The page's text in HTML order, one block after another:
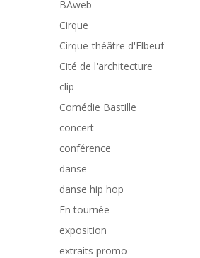
BAweb
Cirque
Cirque-théâtre d'Elbeuf
Cité de l'architecture
clip
Comédie Bastille
concert
conférence
danse
danse hip hop
En tournée
exposition
extraits promo